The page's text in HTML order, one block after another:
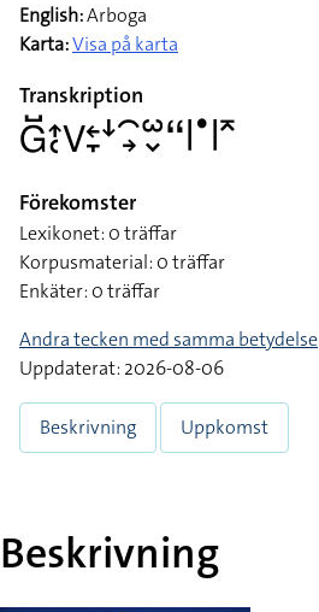
English:Arboga
Karta:Visa på karta
Transkription
􌤦􌤹􌤴􌥗􌤭􌥓􌥙􌦄􌥯􌥽􌥱􌦀􌦨􌥼􌤟􌥼􌥷
Förekomster
Lexikonet: 0 träffar
Korpusmaterial: 0 träffar
Enkäter: 0 träffar
Andra tecken med samma betydelse
Uppdaterat: 2026-08-06
Beskrivning Uppkomst
Beskrivning